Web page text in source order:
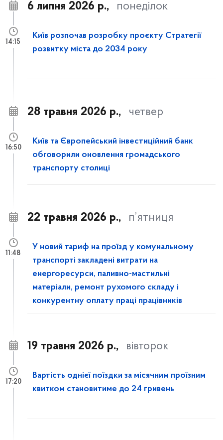
6 липня 2026 р., понеділок
Київ розпочав розробку проєкту Стратегії
розвитку міста до 2034 року
14:15
28 травня 2026 р., четвер
Київ та Європейський інвестиційний банк
обговорили оновлення громадського
транспорту столиці
16:50
22 травня 2026 р., п’ятниця
У новий тариф на проїзд у комунальному
транспорті закладені витрати на
енергоресурси, паливно-мастильні
матеріали, ремонт рухомого складу і
конкурентну оплату праці працівників
11:48
19 травня 2026 р., вівторок
Вартість однієї поїздки за місячним проїзним
квитком становитиме до 24 гривень
17:20